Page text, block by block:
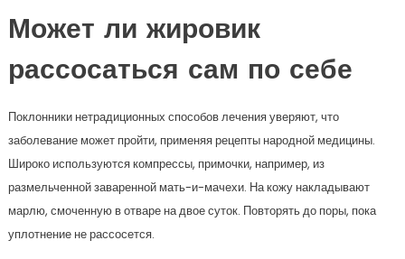
Может ли жировик
рассосаться сам по себе
Поклонники нетрадиционных способов лечения уверяют, что
заболевание может пройти, применяя рецепты народной медицины.
Широко используются компрессы, примочки, например, из
размельченной заваренной мать-и-мачехи. На кожу накладывают
марлю, смоченную в отваре на двое суток. Повторять до поры, пока
уплотнение не рассосется.